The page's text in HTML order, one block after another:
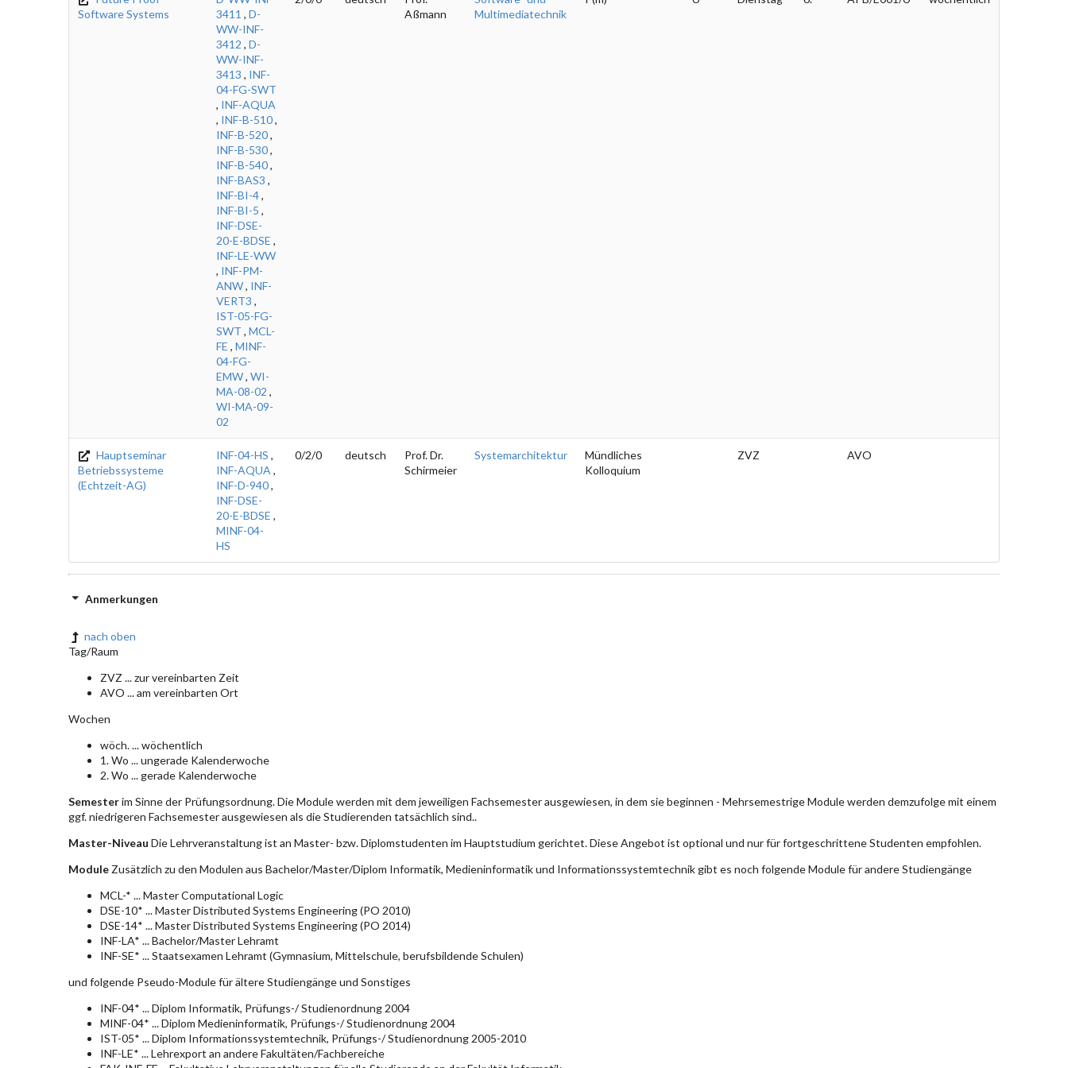
Software Systems
3411 , D-
WW-INF-
3412 , D-
WW-INF-
3413 , INF-
04-FG-SWT
, INF-AQUA
, INF-B-510,
INF-B-520,
INF-B-530,
INF-B-540,
INF-BAS3 ,
INF-BI-4,
INF-BI-5 ,
INF-DSE-
20-E-BDSE ,
INF-LE-WW
, INF-PM-
ANW, INF-
VERT3 ,
IST-05-FG-
SWT , MCL-
FE , MINF-
04-FG-
EMW, WI-
MA-08-02 ,
WI-MA-09-
02
Aßmann
Multimediatechnik
Hauptseminar
Betriebssysteme
(Echtzeit-AG)
INF-04-HS ,
INF-AQUA ,
INF-D-940,
INF-DSE-
20-E-BDSE ,
MINF-04-
HS
0/2/0 deutsch
Prof. Dr.
Schirmeier
Systemarchitektur
Mündliches
Kolloquium
ZVZ AVO
Anmerkungen
nach oben
Tag/Raum
ZVZ ... zur vereinbarten Zeit
AVO ... am vereinbarten Ort
Wochen
wöch. ... wöchentlich
1. Wo ... ungerade Kalenderwoche
2. Wo ... gerade Kalenderwoche
Semesterim Sinne der Prüfungsordnung. Die Module werden mit dem jeweiligen Fachsemester ausgewiesen, in dem sie beginnen - Mehrsemestrige Module werden demzufolge mit einem
ggf. niedrigeren Fachsemester ausgewiesen als die Studierenden tatsächlich sind..
Master-Niveau Die Lehrveranstaltung ist an Master- bzw. Diplomstudenten im Hauptstudium gerichtet. Diese Angebot ist optional und nur für fortgeschrittene Studenten empfohlen.
ModuleZusätzlich zu den Modulen aus Bachelor/Master/Diplom Informatik, Medieninformatik und Informationssystemtechnik gibt es noch folgende Module für andere Studiengänge
MCL-* ... Master Computational Logic
DSE-10* ... Master Distributed Systems Engineering (PO 2010)
DSE-14* ... Master Distributed Systems Engineering (PO 2014)
INF-LA* ... Bachelor/Master Lehramt
INF-SE* ... Staatsexamen Lehramt (Gymnasium, Mittelschule, berufsbildende Schulen)
und folgende Pseudo-Module für ältere Studiengänge und Sonstiges
INF-04* ... Diplom Informatik, Prüfungs-/ Studienordnung 2004
MINF-04* ... Diplom Medieninformatik, Prüfungs-/ Studienordnung 2004
IST-05* ... Diplom Informationssystemtechnik, Prüfungs-/ Studienordnung 2005-2010
INF-LE* ... Lehrexport an andere Fakultäten/Fachbereiche